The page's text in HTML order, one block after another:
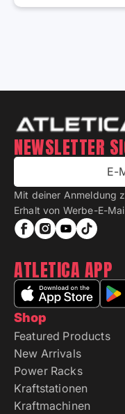
Shop
Featured Products
New Arrivals
Power Racks
Kraftstationen
Kraftmachinen
NEWSLETTER
E-
Mit deiner Anmeldung
Erhalt von Werbe-E-
ATLETICA APP